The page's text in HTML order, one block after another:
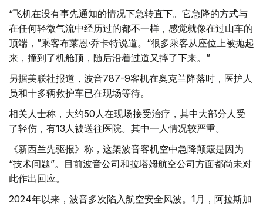
“飞机在没有事先通知的情况下急转直下。它急降的方式与
在任何轻微气流中经历过的都不一样，感觉就像在过山车的
顶端，”乘客布莱恩·乔卡特说道。“很多乘客从座位上被抛起
来，撞到了机舱顶，随后沿着过道又摔了下来。”
另据美联社报道，波音787-9客机在奥克兰降落时，医护人
员和十多辆救护车已在现场等待。
相关人士称，大约50人在现场接受治疗，其中大部分人受
了轻伤，有13人被送往医院。其中一人情况较严重。
《新西兰先驱报》称，这架波音客机空中急降颠簸是因为
“技术问题”。目前波音公司和拉塔姆航空公司方面都尚未对
此作出回应。
2024年以来，波音多次陷入航空安全风波。1月，阿拉斯加